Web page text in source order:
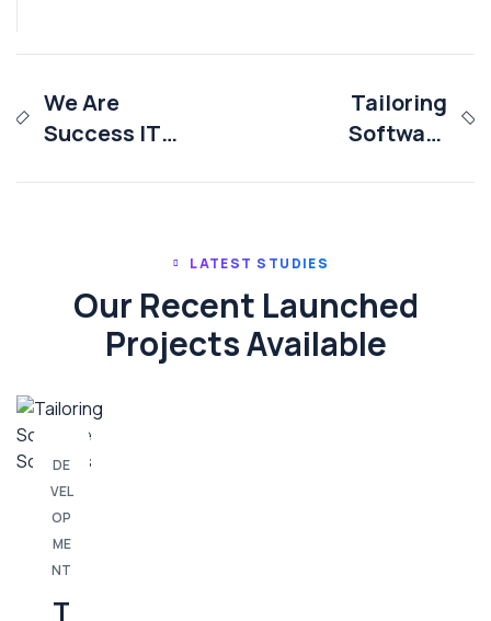
We Are
Success IT
Tailoring
Software
LATEST STUDIES
Our Recent Launched
Projects Available
DE
VEL
OP
ME
NT
T